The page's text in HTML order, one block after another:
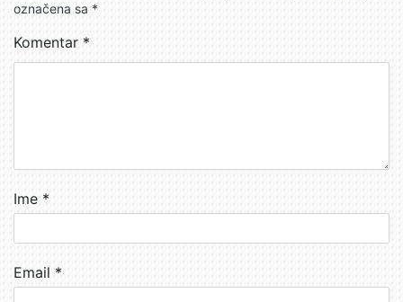
označena sa*
Komentar *
Ime*
Email*